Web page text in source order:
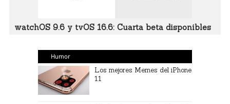
watchOS 9.6 y tvOS 16.6: Cuarta beta disponibles
Humor
Los mejores Memes del iPhone
11